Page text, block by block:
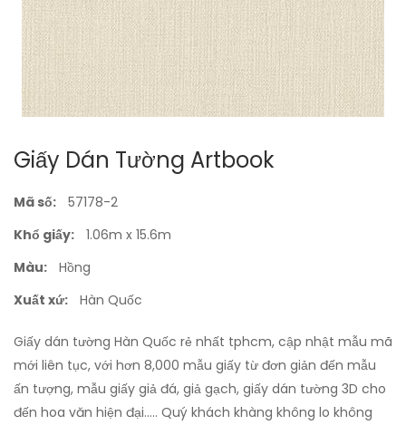
Giấy Dán Tường Artbook
Mã số:
57178-2
Khổ giấy:
1.06m x 15.6m
Màu:
Hồng
Xuất xứ:
Hàn Quốc
Giấy dán tường Hàn Quốc rẻ nhất tphcm, cập nhật mẫu mã
mới liên tục, với hơn 8,000 mẫu giấy từ đơn giản đến mẫu
ấn tượng, mẫu giấy giả đá, giả gạch, giấy dán tường 3D cho
đến hoa văn hiện đại..... Quý khách khàng không lo không